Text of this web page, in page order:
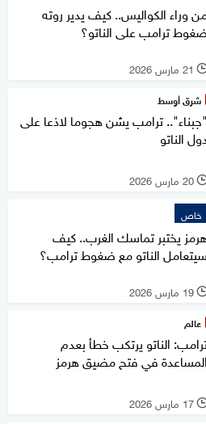
وراء الكواليس.. كيف يدير روته
ضغوط ترامب على الناتو؟
21 مارس 2026
شرق أوسط
"جبناء".. ترامب يشن هجوما لاذعا على
الناتو
20 مارس 2026
خاص
يختبر تماسك الغرب.. كيف
سيتعامل الناتو مع ضغوط ترامب؟
19 مارس 2026
عالم
الناتو يرتكب خطأ بعدم
المساعدة في فتح مضيق هرمز
17 مارس 2026